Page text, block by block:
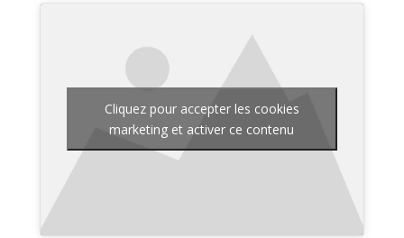
Cliquez pour accepter les cookies
marketing et activer ce contenu